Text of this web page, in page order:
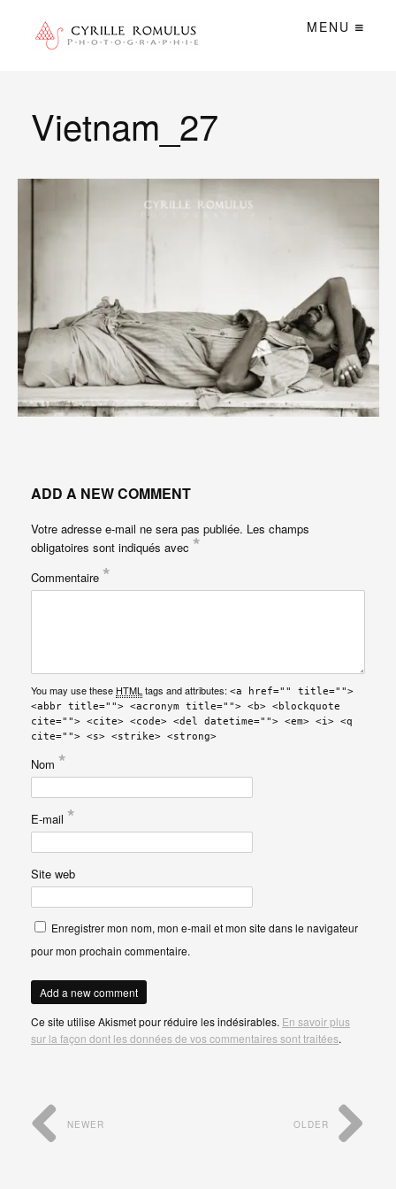
MENU
Vietnam_27
ADD A NEW COMMENT
Votre adresse e-mail ne sera pas publiée. Les champs
obligatoires sont indiqués avec *
Commentaire *
You may use these HTML tags and attributes: <a href="" title="">
<abbr title=""> <acronym title=""> <b> <blockquote
cite=""> <cite> <code> <del datetime=""> <em> <i> <q
cite=""> <s> <strike> <strong>
Nom *
E-mail *
Site web
Enregistrer mon nom, mon e-mail et mon site dans le navigateur
pour mon prochain commentaire.
Ce site utilise Akismet pour réduire les indésirables. En savoir plus
sur la façon dont les données de vos commentaires sont traitées.
OLDER
NEWER